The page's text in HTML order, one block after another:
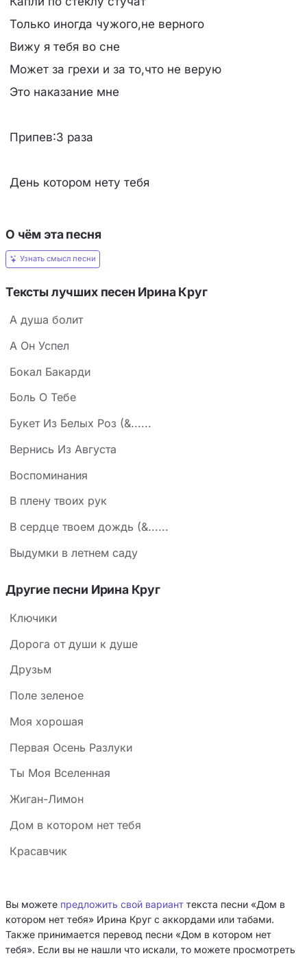
Только иногда чужого,не верного
Вижу я тебя во сне
Может за грехи и за то,что не верую
Это наказание мне
Припев:3 раза
День котором нету тебя
О чём эта песня
Узнать смысл песни
Тексты лучших песен Ирина Круг
А душа болит
А Он Успел
Бокал Бакарди
Боль О Тебе
Букет Из Белых Роз (&......
Вернись Из Августа
Воспоминания
В плену твоих рук
В сердце твоем дождь (&......
Выдумки в летнем саду
Другие песни Ирина Круг
Ключики
Дорога от души к душе
Друзьм
Поле зеленое
Моя хорошая
Первая Осень Разлуки
Ты Моя Вселенная
Жиган-Лимон
Дом в котором нет тебя
Красавчик
Вы можете предложить свой вариант текста песни «Дом в
котором нет тебя» Ирина Круг с аккордами или табами.
Также принимается перевод песни «Дом в котором нет
тебя». Если вы не нашли что искали, то можете просмотреть